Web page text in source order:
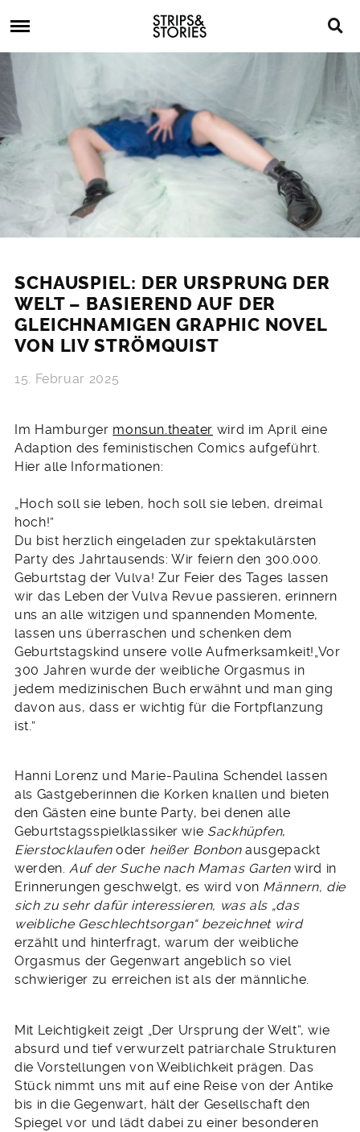
to
Strips
&
Strips
Stories
Graphic
Novels,
Comics,
Bücher
SCHAUSPIEL: DER URSPRUNG DER
WELT – BASIEREND AUF DER
GLEICHNAMIGEN GRAPHIC NOVEL
VON LIV STRÖMQUIST
15. Februar 2025
Im Hamburger monsun.theater wird im April eine
Adaption des feministischen Comics aufgeführt.
Hier alle Informationen:
„Hoch soll sie leben, hoch soll sie leben, dreimal
hoch!”
Du bist herzlich eingeladen zur spektakulärsten
Party des Jahrtausends: Wir feiern den 300.000.
Geburtstag der Vulva! Zur Feier des Tages lassen
wir das Leben der Vulva Revue passieren, erinnern
uns an alle witzigen und spannenden Momente,
lassen uns überraschen und schenken dem
Geburtstagskind unsere volle Aufmerksamkeit!„Vor
300 Jahren wurde der weibliche Orgasmus in
jedem medizinischen Buch erwähnt und man ging
davon aus, dass er wichtig für die Fortpflanzung
ist.”
Hanni Lorenz und Marie-Paulina Schendel lassen
als Gastgeberinnen die Korken knallen und bieten
den Gästen eine bunte Party, bei denen alle
Geburtstagsspielklassiker wie Sackhüpfen,
Eierstocklaufenoder heißer Bonbonausgepackt
werden.Auf der Suche nach Mamas Gartenwird in
Erinnerungen geschwelgt, es wird von Männern, die
sich zu sehr dafür interessieren, was als „das
weibliche Geschlechtsorgan“ bezeichnet wird
erzählt und hinterfragt, warum der weibliche
Orgasmus der Gegenwart angeblich so viel
schwieriger zu erreichen ist als der männliche.
Mit Leichtigkeit zeigt „Der Ursprung der Welt“, wie
absurd und tief verwurzelt patriarchale Strukturen
die Vorstellungen von Weiblichkeit prägen. Das
Stück nimmt uns mit auf eine Reise von der Antike
bis in die Gegenwart, hält der Gesellschaft den
Spiegel vor und lädt dabei zu einer besonderen